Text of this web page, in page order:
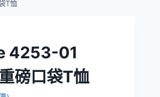
T恤
4253-01
磅口袋T恤